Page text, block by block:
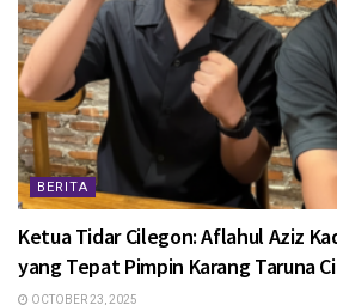
BERITA
Ketua Tidar Cilegon: Aflahul Aziz
yang Tepat Pimpin Karang Taruna
OCTOBER 23, 2025